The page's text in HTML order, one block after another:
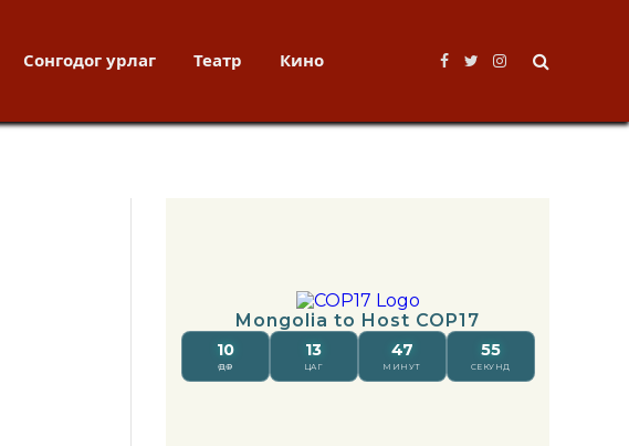
Сонгодог урлаг Театр Кино
Facebook
TwitterInstagram